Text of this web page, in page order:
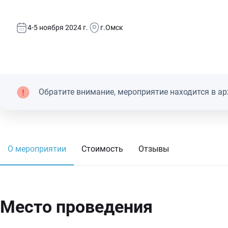
4-5 ноября 2024 г. г.Омск
Обратите внимание, мероприятие находится в
О мероприятии Стоимость Отзывы
Место проведения